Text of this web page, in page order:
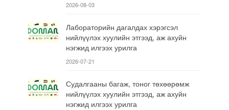
2026-08-03
Лабораторийн дагалдах хэрэгсэл
нийлүүлэх хуулийн этгээд, аж ахуйн
нэгжид илгээх урилга
2026-07-21
Судалгааны багаж, тоног төхөөрөмж
нийлүүлэх хуулийн этгээд, аж ахуйн
нэгжид илгээх урилга